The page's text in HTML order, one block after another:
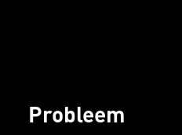
Probleem